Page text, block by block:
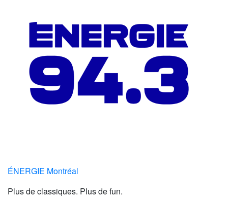
ÉNERGIE Montréal
Plus de classiques. Plus de fun.